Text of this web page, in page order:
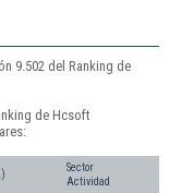
9.502 del Ranking de
de Hcsoft
Sector
Actividad